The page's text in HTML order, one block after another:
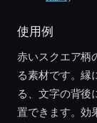
使用例
赤いスクエア柄
る素材です。縁
る、文字の背後
置できます。効